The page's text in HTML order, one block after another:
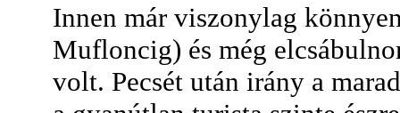
Innen már viszonylag
Mufloncig) és még
volt. Pecsét után irány a